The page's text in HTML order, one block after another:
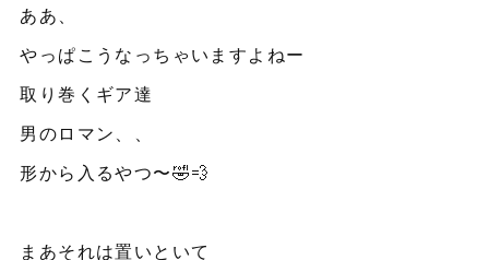
ああ、
やっぱこうなっちゃいますよねー
取り巻くギア達
男のロマン、、
形から入るやつ〜🤣💨
まあそれは置いといて